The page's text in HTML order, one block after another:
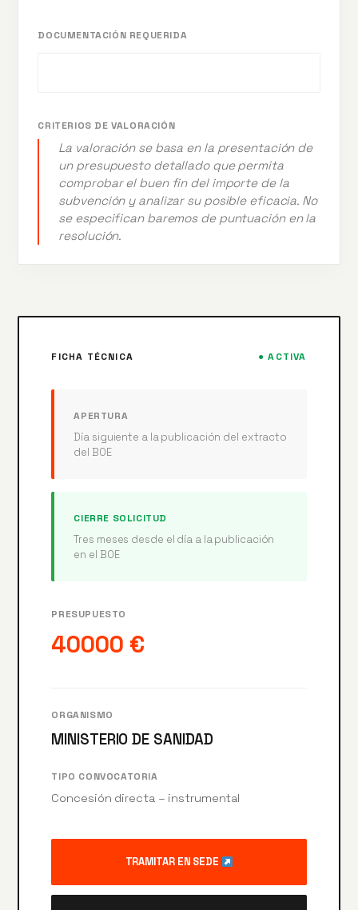
DOCUMENTACIÓN REQUERIDA
CRITERIOS DE VALORACIÓN
La valoración se basa en la presentación de
un presupuesto detallado que permita
comprobar el buen fin del importe de la
subvención y analizar su posible eficacia. No
se especifican baremos de puntuación en la
resolución.
FICHA TÉCNICA ● ACTIVA
APERTURA
Día siguiente a la publicación del extracto
del BOE
CIERRE SOLICITUD
Tres meses desde el día a la publicación
en el BOE
PRESUPUESTO
40000 €
ORGANISMO
MINISTERIO DE SANIDAD
TIPO CONVOCATORIA
Concesión directa – instrumental
TRAMITAR EN SEDE